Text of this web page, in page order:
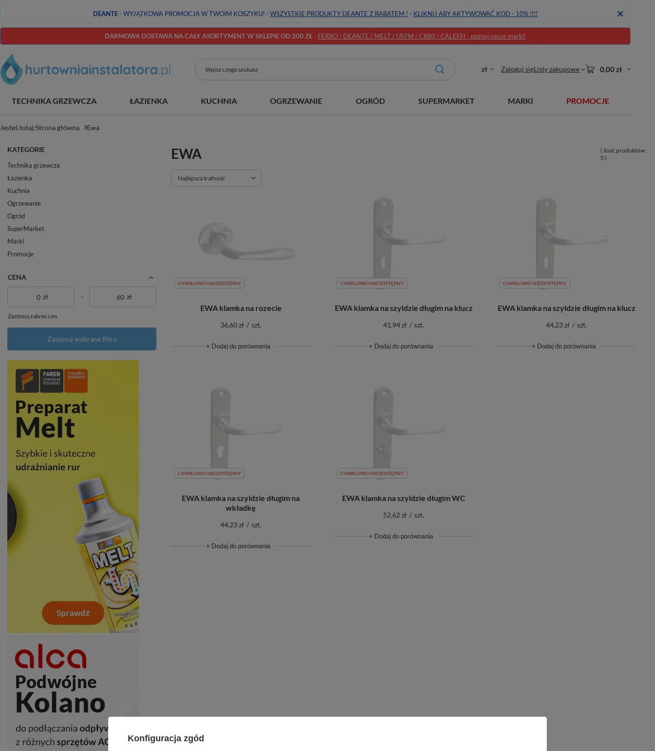
DEANTE- WYJĄTKOWA PROMOCJA W TWOIM KOSZYKU! - WSZYSTKIE PRODUKTY DEANTE Z RABATEM ! - KLIKNIJ ABY AKTYWOWAĆ KOD - 10% !!!!
DARMOWA DOSTAWA NA CAŁY ASORTYMENT W SKLEPIE OD 200 ZŁ- FERRO / DEANTE / MELT / USTM / CX80 / CALEFFI - poznaj nasze marki!
zł Zaloguj sięListy zakupowe 0,00 zł
TECHNIKA GRZEWCZA ŁAZIENKA KUCHNIA OGRZEWANIE OGRÓD SUPERMARKET MARKI PROMOCJE
Jesteś tutaj:Strona główna Ewa
KATEGORIE
Technika grzewcza
Łazienka
Kuchnia
Ogrzewanie
Ogród
SuperMarket
Marki
Promocje
CENA
zł - zł
Zastosuj zakres cen
Zastosuj wybrane filtry
EWA
( ilość produktów:
5 )
Zmień sortowanie
Najlepsza trafność
CHWILOWO NIEDOSTĘPNY
EWA klamka na rozecie
36,60 zł / szt.
+ Dodaj do porównania
CHWILOWO NIEDOSTĘPNY
EWA klamka na szyldzie długim na klucz
41,94 zł / szt.
+ Dodaj do porównania
CHWILOWO NIEDOSTĘPNY
EWA klamka na szyldzie długim na klucz
44,23 zł / szt.
+ Dodaj do porównania
CHWILOWO NIEDOSTĘPNY
EWA klamka na szyldzie długim na
wkładkę
44,23 zł / szt.
+ Dodaj do porównania
CHWILOWO NIEDOSTĘPNY
EWA klamka na szyldzie długim WC
52,62 zł / szt.
+ Dodaj do porównania
Konfiguracja zgód